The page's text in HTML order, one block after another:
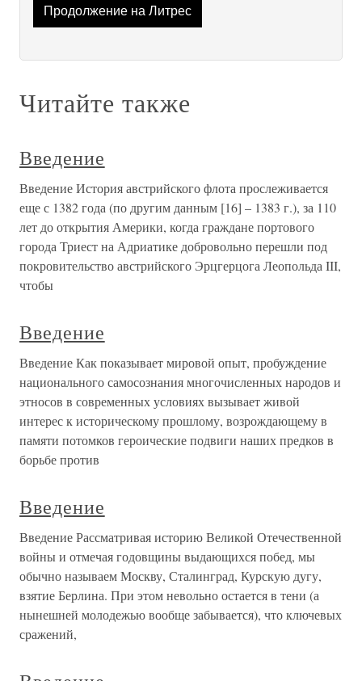
Продолжение на Литрес
Читайте также
Введение
Введение История австрийского флота прослеживается
еще с 1382 года (по другим данным [16] – 1383 г.), за 110
лет до открытия Америки, когда граждане портового
города Триест на Адриатике добровольно перешли под
покровительство австрийского Эрцгерцога Леопольда III,
чтобы
Введение
Введение Как показывает мировой опыт, пробуждение
национального самосознания многочисленных народов и
этносов в современных условиях вызывает живой
интерес к историческому прошлому, возрождающему в
памяти потомков героические подвиги наших предков в
борьбе против
Введение
Введение Рассматривая историю Великой Отечественной
войны и отмечая годовщины выдающихся побед, мы
обычно называем Москву, Сталинград, Курскую дугу,
взятие Берлина. При этом невольно остается в тени (а
нынешней молодежью вообще забывается), что ключевых
сражений,